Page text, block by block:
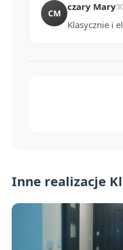
CM
czary Mary
Klasycznie i
Inne realizacje